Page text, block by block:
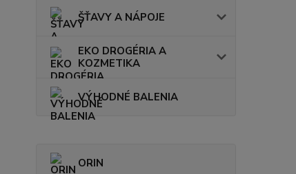
ŠŤAVY A NÁPOJE
EKO DROGÉRIA A
KOZMETIKA
VÝHODNÉ BALENIA
ORIN